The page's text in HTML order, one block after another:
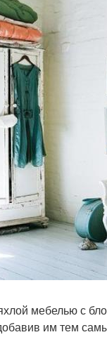
мебелью с
им тем